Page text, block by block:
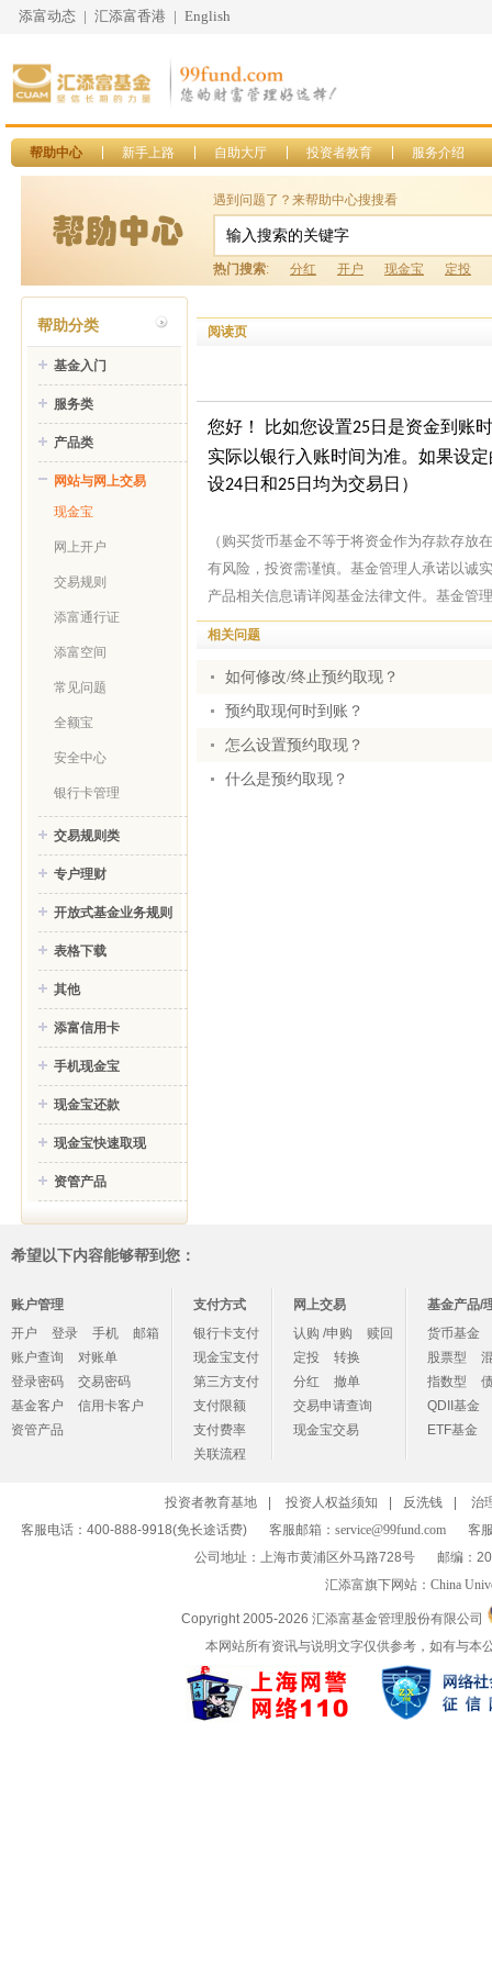
添富动态 | 汇添富香港 | English
帮助中心 新手上路 自助大厅 投资者教育 服务介绍
遇到问题了？来帮助中心搜搜看
热门搜索: 分红 开户 现金宝 定投
帮助分类
基金入门
服务类
产品类
网站与网上交易
现金宝
网上开户
交易规则
添富通行证
添富空间
常见问题
全额宝
安全中心
银行卡管理
交易规则类
专户理财
开放式基金业务规则
表格下载
其他
添富信用卡
手机现金宝
现金宝还款
现金宝快速取现
资管产品
阅读页
您好！ 比如您设置25日是资金到账
实际以银行入账时间为准。如果设
设24日和25日均为交易日）
（购买货币基金不等于将资金作为存款存
有风险，投资需谨慎。基金管理人承诺以诚
产品相关信息请详阅基金法律文件。基金管
相关问题
如何修改/终止预约取现？
预约取现何时到账？
怎么设置预约取现？
什么是预约取现？
希望以下内容能够帮到您：
账户管理
开户
登录 手机
邮箱
账户查询
对账单
登录密码
交易密码
基金客户
信用卡客户
资管产品
支付方式
银行卡支付
现金宝支付
第三方支付
支付限额
支付费率
关联流程
网上交易
认购 /申购
赎回
定投
转换
分红
撤单
交易申请查询
现金宝交易
基金产品/
货币基金
股票型
指数型
QDII基金
ETF基金
投资者教育基地 投资人权益须知 反洗钱
治
客服电话：400-888-9918(免长途话费)
客服邮箱：service@99fund.com
客
公司地址：上海市黄浦区外马路728号
邮编：
汇添富旗下网站：China
Copyright 2005-2026 汇添富基金管理股份有限公司
本网站所有资讯与说明文字仅供参考，如有与本